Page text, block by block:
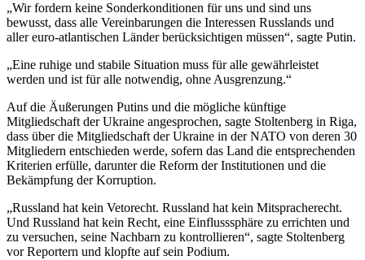
„Wir fordern keine Sonderkonditionen für uns und sind uns
bewusst, dass alle Vereinbarungen die Interessen Russlands und
aller euro-atlantischen Länder berücksichtigen müssen“, sagte Putin.
„Eine ruhige und stabile Situation muss für alle gewährleistet
werden und ist für alle notwendig, ohne Ausgrenzung.“
Auf die Äußerungen Putins und die mögliche künftige
Mitgliedschaft der Ukraine angesprochen, sagte Stoltenberg in Riga,
dass über die Mitgliedschaft der Ukraine in der NATO von deren 30
Mitgliedern entschieden werde, sofern das Land die entsprechenden
Kriterien erfülle, darunter die Reform der Institutionen und die
Bekämpfung der Korruption.
„Russland hat kein Vetorecht. Russland hat kein Mitspracherecht.
Und Russland hat kein Recht, eine Einflusssphäre zu errichten und
zu versuchen, seine Nachbarn zu kontrollieren“, sagte Stoltenberg
vor Reportern und klopfte auf sein Podium.